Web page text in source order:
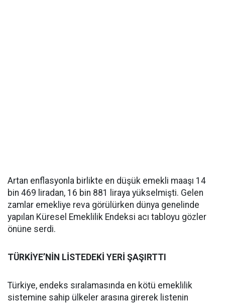
Artan enflasyonla birlikte en düşük emekli maaşı 14
bin 469 liradan, 16 bin 881 liraya yükselmişti. Gelen
zamlar emekliye reva görülürken dünya genelinde
yapılan Küresel Emeklilik Endeksi acı tabloyu gözler
önüne serdi.
TÜRKİYE’NİN LİSTEDEKİ YERİ ŞAŞIRTTI
Türkiye, endeks sıralamasında en kötü emeklilik
sistemine sahip ülkeler arasına girerek listenin